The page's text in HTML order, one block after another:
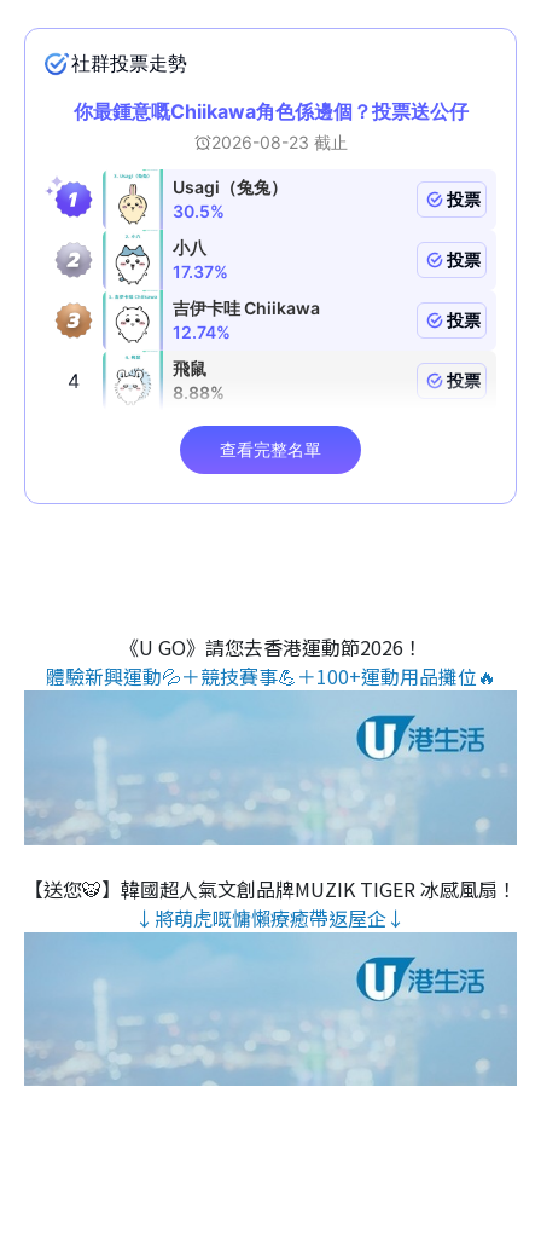
《U GO》請您去香港運動節2026！
體驗新興運動💦＋競技賽事💪＋100+運動用品攤位🔥
【送您🐯】韓國超人氣文創品牌MUZIK TIGER 冰感風扇！
↓將萌虎嘅慵懶療癒帶返屋企↓